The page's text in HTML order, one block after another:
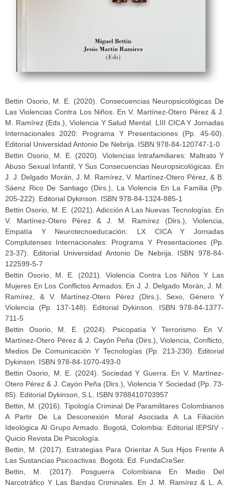
Bettin Osorio, M. E. (2020). Consecuencias Neuropsicológicas De
Las Violencias Contra Los Niños. En V. Martínez-Otero Pérez & J.
M. Ramírez (Eds.), Violencia Y Salud Mental: LIII CICA Y Jornadas
Internacionales 2020: Programa Y Presentaciones (pp. 45-60).
Editorial Universidad Antonio De Nebrija. ISBN 978-84-120747-1-0
Bettin Osorio, M. E. (2020). Violencias Intrafamiliares: Maltrato Y
Abuso Sexual Infantil, Y Sus Consecuencias Neuropsicológicas. En
J. J. Delgado Morán, J. M. Ramírez, V. Martínez-Otero Pérez, & B.
Sáenz Rico De Santiago (Dirs.), La Violencia En La Familia (pp.
205-222). Editorial Dykinson. ISBN 978-84-1324-885-1
Bettin Osorio, M. E. (2021). Adicción A Las Nuevas Tecnologías. En
V. Martínez-Otero Pérez & J. M. Ramírez (Dirs.), Violencia,
Empatía Y Neurotecnoeducación: LX CICA Y Jornadas
Complutenses Internacionales: Programa Y Presentaciones (pp.
23-37). Editorial Universidad Antonio De Nebrija. ISBN 978-84-
122599-5-7
Bettin Osorio, M. E. (2021). Violencia Contra Los Niños Y Las
Mujeres En Los Conflictos Armados. En J. J. Delgado Morán, J. M.
Ramírez, & V. Martínez-Otero Pérez (Dirs.), Sexo, Género Y
Violencia (pp. 137-148). Editorial Dykinson. ISBN 978-84-1377-
711-5
Bettin Osorio, M. E. (2024). Psicopatía Y Terrorismo. En V.
Martínez-Otero Pérez & J. Cayón Peña (Dirs.), Violencia, Conflicto,
Medios De Comunicación Y Tecnologías (pp. 213-230). Editorial
Dykinson. ISBN 978-84-1070-493-0
Bettin Osorio, M. E. (2024). Sociedad Y Guerra. En V. Martínez-
Otero Pérez & J. Cayón Peña (Dirs.), Violencia Y Sociedad (pp. 73-
85). Editorial Dykinson, S.L. ISBN 9788410703957
Bettin, M. (2016). Tipología Criminal De Paramilitares Colombianos
A Partir De La Desconexión Moral Asociada A La Filiación
Ideológica Al Grupo Armado. Bogotá, Colombia: Editorial IEPSIV -
Quicio Revista De Psicología.
Bettin, M. (2017). Estrategias Para Orientar A Sus Hijos Frente A
Las Sustancias Psicoactivas. Bogotá: Ed. FundaCreSer.
Bettin, M. (2017). Posguerra Colombiana En Medio Del
Narcotráfico Y Las Bandas Criminales. En J. M. Ramírez & L. A.